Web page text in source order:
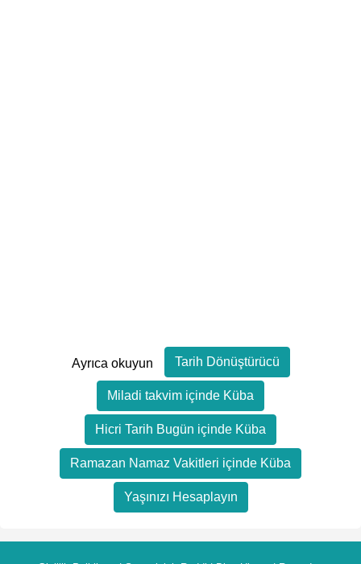
Ayrıca okuyun Tarih Dönüştürücü
Miladi takvim içinde Küba
Hicri Tarih Bugün içinde Küba
Ramazan Namaz Vakitleri içinde Küba
Yaşınızı Hesaplayın